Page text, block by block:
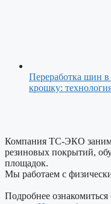
Переработка шин
крошку:
Компания ТС-ЭКО
резиновых покрытий,
площадок.
Мы работаем с
Подробнее